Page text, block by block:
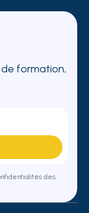
formation,
des